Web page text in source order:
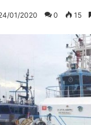
01/2020 0 15